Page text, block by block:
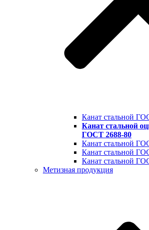
Канат стальной
Канат стальной
ГОСТ 2688-80
Канат стальной
Канат стальной
Канат стальной
Метизная продукция